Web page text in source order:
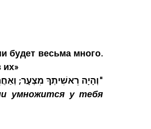
будет весьма много.
их»
"וְהָיָה רֵאשִׁיתְךָ מִצְעָר;
умножится у тебя